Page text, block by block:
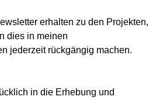
erhalten zu den Projekten,
dies in meinen
jederzeit rückgängig machen.
in die Erhebung und